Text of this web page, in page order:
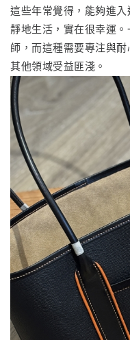
這些年常覺得，能夠進
靜地生活，實在很幸運
師，而這種需要專注與
其他領域受益匪淺。